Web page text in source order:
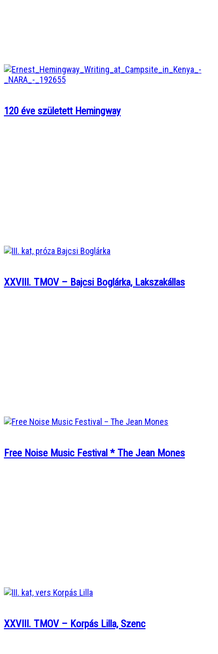
120 éve született Hemingway
XXVIII. TMOV – Bajcsi Boglárka, Lakszakállas
Free Noise Music Festival * The Jean Mones
XXVIII. TMOV – Korpás Lilla, Szenc